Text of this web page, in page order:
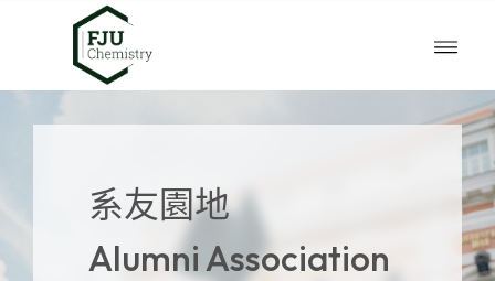
系友園地
Alumni Association